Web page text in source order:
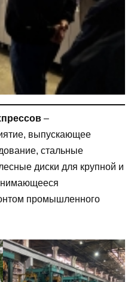
–
выпускающее
стальные
диски для крупной и
промышленного